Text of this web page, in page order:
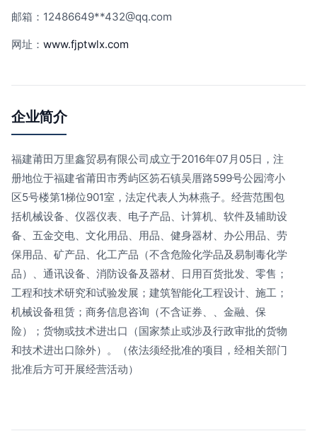
邮箱：12486649**432@qq.com
网址： www.fjptwlx.com
企业简介
福建莆田万里鑫贸易有限公司成立于2016年07月05日，注
册地位于福建省莆田市秀屿区笏石镇吴厝路599号公园湾小
区5号楼第1梯位901室，法定代表人为林燕子。经营范围包
括机械设备、仪器仪表、电子产品、计算机、软件及辅助设
备、五金交电、文化用品、用品、健身器材、办公用品、劳
保用品、矿产品、化工产品（不含危险化学品及易制毒化学
品）、通讯设备、消防设备及器材、日用百货批发、零售；
工程和技术研究和试验发展；建筑智能化工程设计、施工；
机械设备租赁；商务信息咨询（不含证券、、金融、保
险）；货物或技术进出口（国家禁止或涉及行政审批的货物
和技术进出口除外）。（依法须经批准的项目，经相关部门
批准后方可开展经营活动）